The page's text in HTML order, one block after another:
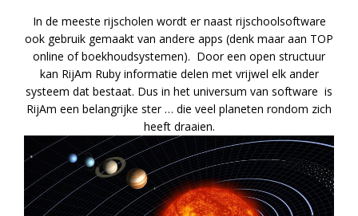
In de meeste rijscholen wordt er naast rijschoolsoftware
ook gebruik gemaakt van andere apps (denk maar aan TOP
online of boekhoudsystemen). Door een open structuur
kan RijAm Ruby informatie delen met vrijwel elk ander
systeem dat bestaat. Dus in het universum van software is
RijAm een belangrijke ster … die veel planeten rondom zich
heeft draaien.